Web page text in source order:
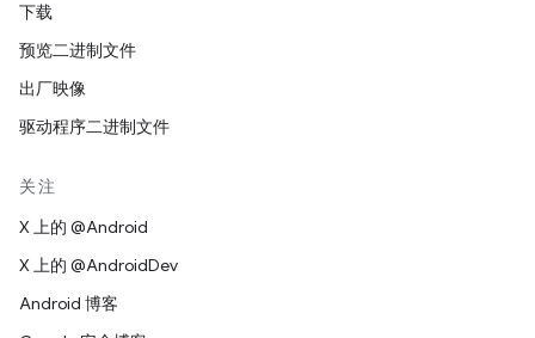
下载
预览二进制文件
出厂映像
驱动程序二进制文件
关注
X 上的 @Android
X 上的 @AndroidDev
Android 博客